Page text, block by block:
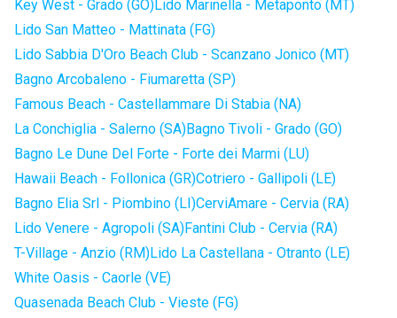
Key West - Grado (GO)Lido Marinella - Metaponto (MT)
Lido San Matteo - Mattinata (FG)
Lido Sabbia D'Oro Beach Club - Scanzano Jonico (MT)
Bagno Arcobaleno - Fiumaretta (SP)
Famous Beach - Castellammare Di Stabia (NA)
La Conchiglia - Salerno (SA)Bagno Tivoli - Grado (GO)
Bagno Le Dune Del Forte - Forte dei Marmi (LU)
Hawaii Beach - Follonica (GR)Cotriero - Gallipoli (LE)
Bagno Elia Srl - Piombino (LI)CerviAmare - Cervia (RA)
Lido Venere - Agropoli (SA)Fantini Club - Cervia (RA)
T-Village - Anzio (RM)Lido La Castellana - Otranto (LE)
White Oasis - Caorle (VE)
Quasenada Beach Club - Vieste (FG)